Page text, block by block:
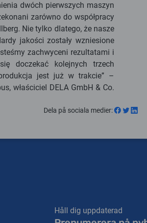
dwóch pierwszych maszyn
zarówno do współpracy
Nie tylko dlatego, że nasze
jakości zostały wzniesione
zachwyceni rezultatami i
doczekać kolejnych trzech
jest już w trakcie” –
właściciel DELA GmbH & Co.
Dela på sociala medier:
Håll dig uppdaterad